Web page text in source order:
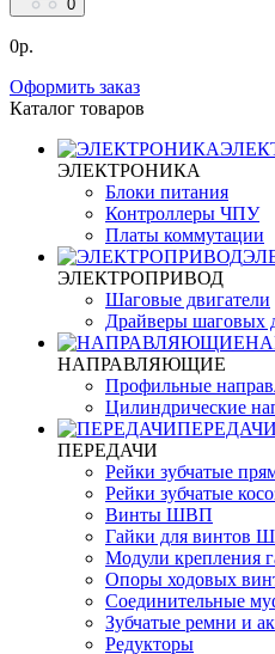
0
0р.
Оформить заказ
Каталог товаров
ЭЛЕКТРОНИКА
Блоки питания
Контроллеры ЧПУ
Платы коммутации
ЭЛЕКТРОПРИВОД
Шаговые двигатели
Драйверы шаговых
НАПРАВЛЯЮЩИЕ
Профильные
Цилиндрические
ПЕРЕДАЧИ
ПЕРЕДАЧИ
Рейки зубчатые
Рейки зубчатые
Винты ШВП
Гайки для винтов
Модули крепления
Опоры ходовых
Соединительные
Зубчатые ремни и
Редукторы